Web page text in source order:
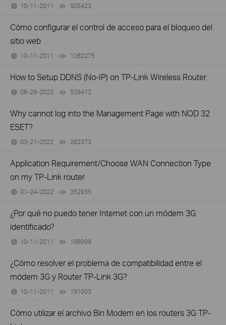
10-11-2011 505423
Cómo configurar el control de acceso para el bloqueo del
sitio web
10-11-2011 1262275
How to Setup DDNS (No-IP) on TP-Link Wireless Router
06-29-2022 529412
Why cannot log into the Management Page with NOD 32
ESET?
03-21-2022 262373
Application Requirement/Choose WAN Connection Type
on my TP-Link router
01-24-2022 352935
¿Por qué no puedo tener Internet con un módem 3G
identificado?
10-11-2011 198999
¿Cómo resolver el problema de compatibilidad entre el
módem 3G y Router TP-Link 3G?
10-11-2011 191003
Cómo utilizar el archivo Bin Modem en los routers 3G TP-